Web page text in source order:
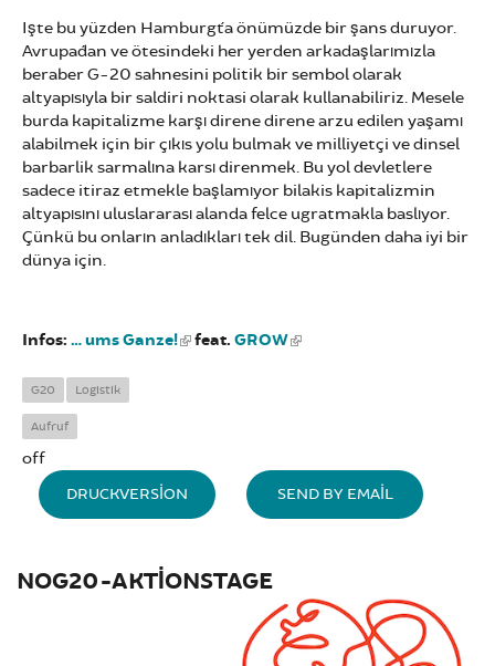
Işte bu yüzden Hamburg´ta önümüzde bir şans duruyor.
Avrupa´dan ve ötesindeki her yerden arkadaşlarımızla
beraber G-20 sahnesini politik bir sembol olarak
altyapısıyla bir saldiri noktasi olarak kullanabiliriz. Mesele
burda kapitalizme karşı direne direne arzu edilen yaşamı
alabilmek için bir çıkıs yolu bulmak ve milliyetçi ve dinsel
barbarlik sarmalına karsı direnmek. Bu yol devletlere
sadece itiraz etmekle başlamıyor bilakis kapitalizmin
altyapısını uluslararası alanda felce ugratmakla baslıyor.
Çünkü bu onların anladıkları tek dil. Bugünden daha iyi bir
dünya için.
Infos: … ums Ganze! feat. GROW
G20 Logistik
Aufruf
off
DRUCKVERSION SEND BY EMAIL
NOG20-AKTIONSTAGE